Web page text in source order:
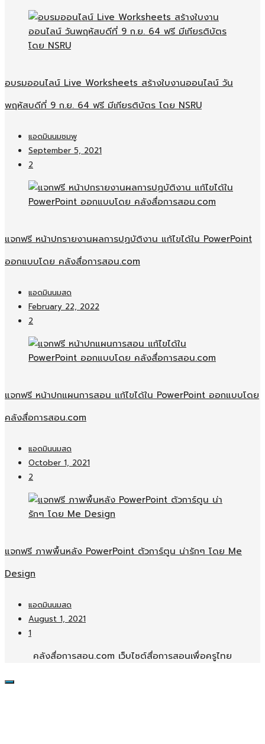
อบรมออนไลน์​ Live Worksheets สร้างใบงานออนไลน์​ วัน
พฤหัสบดีที่ 9 ก.ย. 64 ฟรี มีเกียรติบัตร โดย NSRU
แอดมินนมชมพู
September 5, 2021
2
แจกฟรี หน้าปกรายงานผลการปฏบัติงาน แก้ไขได้ใน PowerPoint
ออกแบบโดย คลังสื่อการสอน.com
แอดมินนมสด
February 22, 2022
2
แจกฟรี หน้าปกแผนการสอน แก้ไขได้ใน PowerPoint ออกแบบโดย
คลังสื่อการสอน.com
แอดมินนมสด
October 1, 2021
2
แจกฟรี ภาพพื้นหลัง PowerPoint ตัวการ์ตูน น่ารักๆ โดย Me
Design
แอดมินนมสด
August 1, 2021
1
คลังสื่อการสอน.com เว็บไซต์สื่อการสอนเพื่อครูไทย